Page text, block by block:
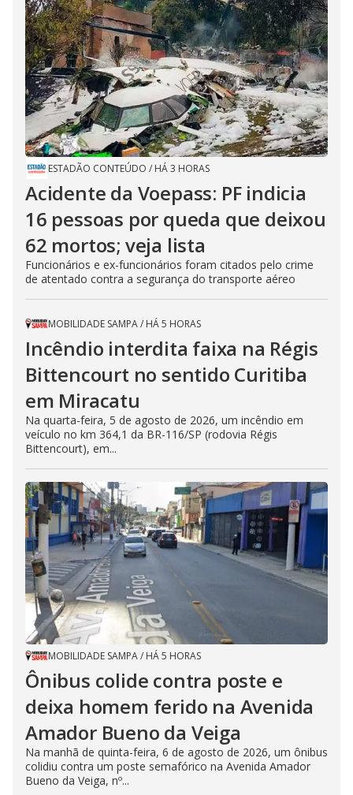
ESTADÃO CONTEÚDO / HÁ 3 HORAS
Acidente da Voepass: PF indicia
16 pessoas por queda que deixou
62 mortos; veja lista
Funcionários e ex-funcionários foram citados pelo crime
de atentado contra a segurança do transporte aéreo
MOBILIDADE SAMPA/ HÁ 5 HORAS
Incêndio interdita faixa na Régis
Bittencourt no sentido Curitiba
em Miracatu
Na quarta-feira, 5 de agosto de 2026, um incêndio em
veículo no km 364,1 da BR-116/SP (rodovia Régis
Bittencourt), em...
MOBILIDADE SAMPA/ HÁ 5 HORAS
Ônibus colide contra poste e
deixa homem ferido na Avenida
Amador Bueno da Veiga
Na manhã de quinta-feira, 6 de agosto de 2026, um ônibus
colidiu contra um poste semafórico na Avenida Amador
Bueno da Veiga, nº...